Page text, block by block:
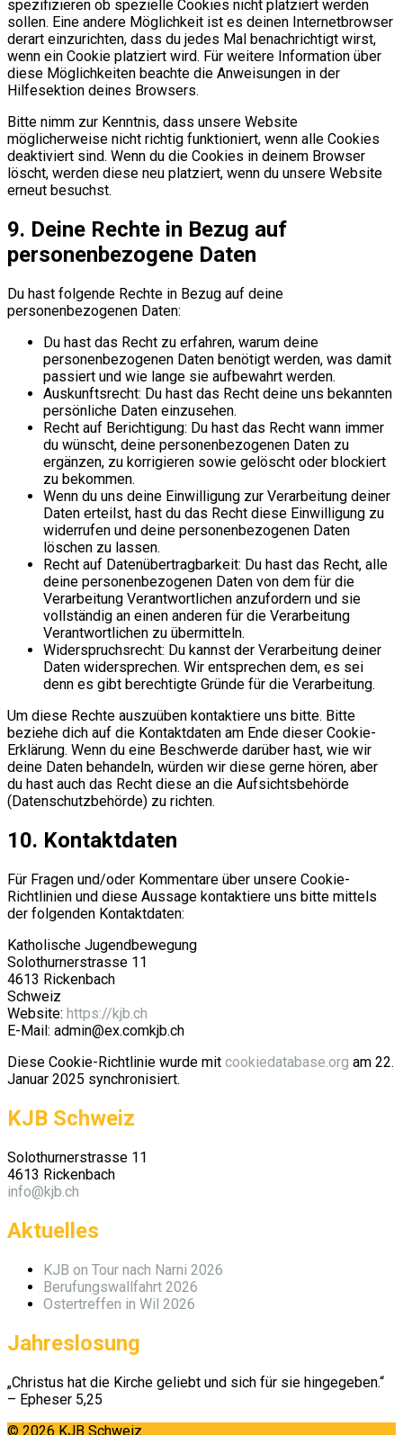
spezifizieren ob spezielle Cookies nicht platziert werden
sollen. Eine andere Möglichkeit ist es deinen Internetbrowser
derart einzurichten, dass du jedes Mal benachrichtigt wirst,
wenn ein Cookie platziert wird. Für weitere Information über
diese Möglichkeiten beachte die Anweisungen in der
Hilfesektion deines Browsers.
Bitte nimm zur Kenntnis, dass unsere Website
möglicherweise nicht richtig funktioniert, wenn alle Cookies
deaktiviert sind. Wenn du die Cookies in deinem Browser
löscht, werden diese neu platziert, wenn du unsere Website
erneut besuchst.
9. Deine Rechte in Bezug auf
personenbezogene Daten
Du hast folgende Rechte in Bezug auf deine
personenbezogenen Daten:
Du hast das Recht zu erfahren, warum deine
personenbezogenen Daten benötigt werden, was damit
passiert und wie lange sie aufbewahrt werden.
Auskunftsrecht: Du hast das Recht deine uns bekannten
persönliche Daten einzusehen.
Recht auf Berichtigung: Du hast das Recht wann immer
du wünscht, deine personenbezogenen Daten zu
ergänzen, zu korrigieren sowie gelöscht oder blockiert
zu bekommen.
Wenn du uns deine Einwilligung zur Verarbeitung deiner
Daten erteilst, hast du das Recht diese Einwilligung zu
widerrufen und deine personenbezogenen Daten
löschen zu lassen.
Recht auf Datenübertragbarkeit: Du hast das Recht, alle
deine personenbezogenen Daten von dem für die
Verarbeitung Verantwortlichen anzufordern und sie
vollständig an einen anderen für die Verarbeitung
Verantwortlichen zu übermitteln.
Widerspruchsrecht: Du kannst der Verarbeitung deiner
Daten widersprechen. Wir entsprechen dem, es sei
denn es gibt berechtigte Gründe für die Verarbeitung.
Um diese Rechte auszuüben kontaktiere uns bitte. Bitte
beziehe dich auf die Kontaktdaten am Ende dieser Cookie-
Erklärung. Wenn du eine Beschwerde darüber hast, wie wir
deine Daten behandeln, würden wir diese gerne hören, aber
du hast auch das Recht diese an die Aufsichtsbehörde
(Datenschutzbehörde) zu richten.
10. Kontaktdaten
Für Fragen und/oder Kommentare über unsere Cookie-
Richtlinien und diese Aussage kontaktiere uns bitte mittels
der folgenden Kontaktdaten:
Katholische Jugendbewegung
Solothurnerstrasse 11
4613 Rickenbach
Schweiz
Website: https://kjb.ch
E-Mail: admin@ex.comkjb.ch
Diese Cookie-Richtlinie wurde mit cookiedatabase.org am 22.
Januar 2025 synchronisiert.
KJB Schweiz
Solothurnerstrasse 11
4613 Rickenbach
info@kjb.ch
Aktuelles
KJB on Tour nach Narni 2026
Berufungswallfahrt 2026
Ostertreffen in Wil 2026
Jahreslosung
„Christus hat die Kirche geliebt und sich für sie hingegeben.“
– Epheser 5,25
© 2026 KJB Schweiz